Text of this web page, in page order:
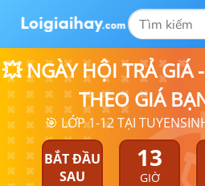
💥 NGÀY HỘI TRẢ GIÁ
THEO GIÁ
🎯 LỚP 1-12 TẠI
BẮT ĐẦU
SAU
13
GIỜ